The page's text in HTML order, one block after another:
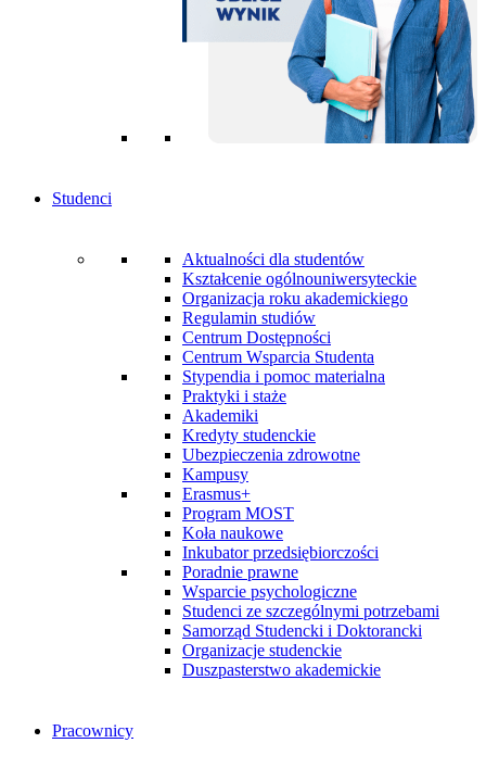
Studenci
Aktualności dla studentów
Kształcenie ogólnouniwersyteckie
Organizacja roku akademickiego
Regulamin studiów
Centrum Dostępności
Centrum Wsparcia Studenta
Stypendia i pomoc materialna
Praktyki i staże
Akademiki
Kredyty studenckie
Ubezpieczenia zdrowotne
Kampusy
Erasmus+
Program MOST
Koła naukowe
Inkubator przedsiębiorczości
Poradnie prawne
Wsparcie psychologiczne
Studenci ze szczególnymi potrzebami
Samorząd Studencki i Doktorancki
Organizacje studenckie
Duszpasterstwo akademickie
Pracownicy